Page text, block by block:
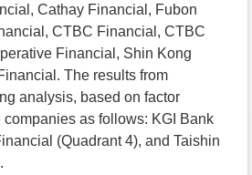
Cathay Financial, Fubon
CTBC Financial, CTBC
Financial, Shin Kong
The results from
analysis, based on factor
as follows: KGI Bank
(Quadrant 4), and Taishin